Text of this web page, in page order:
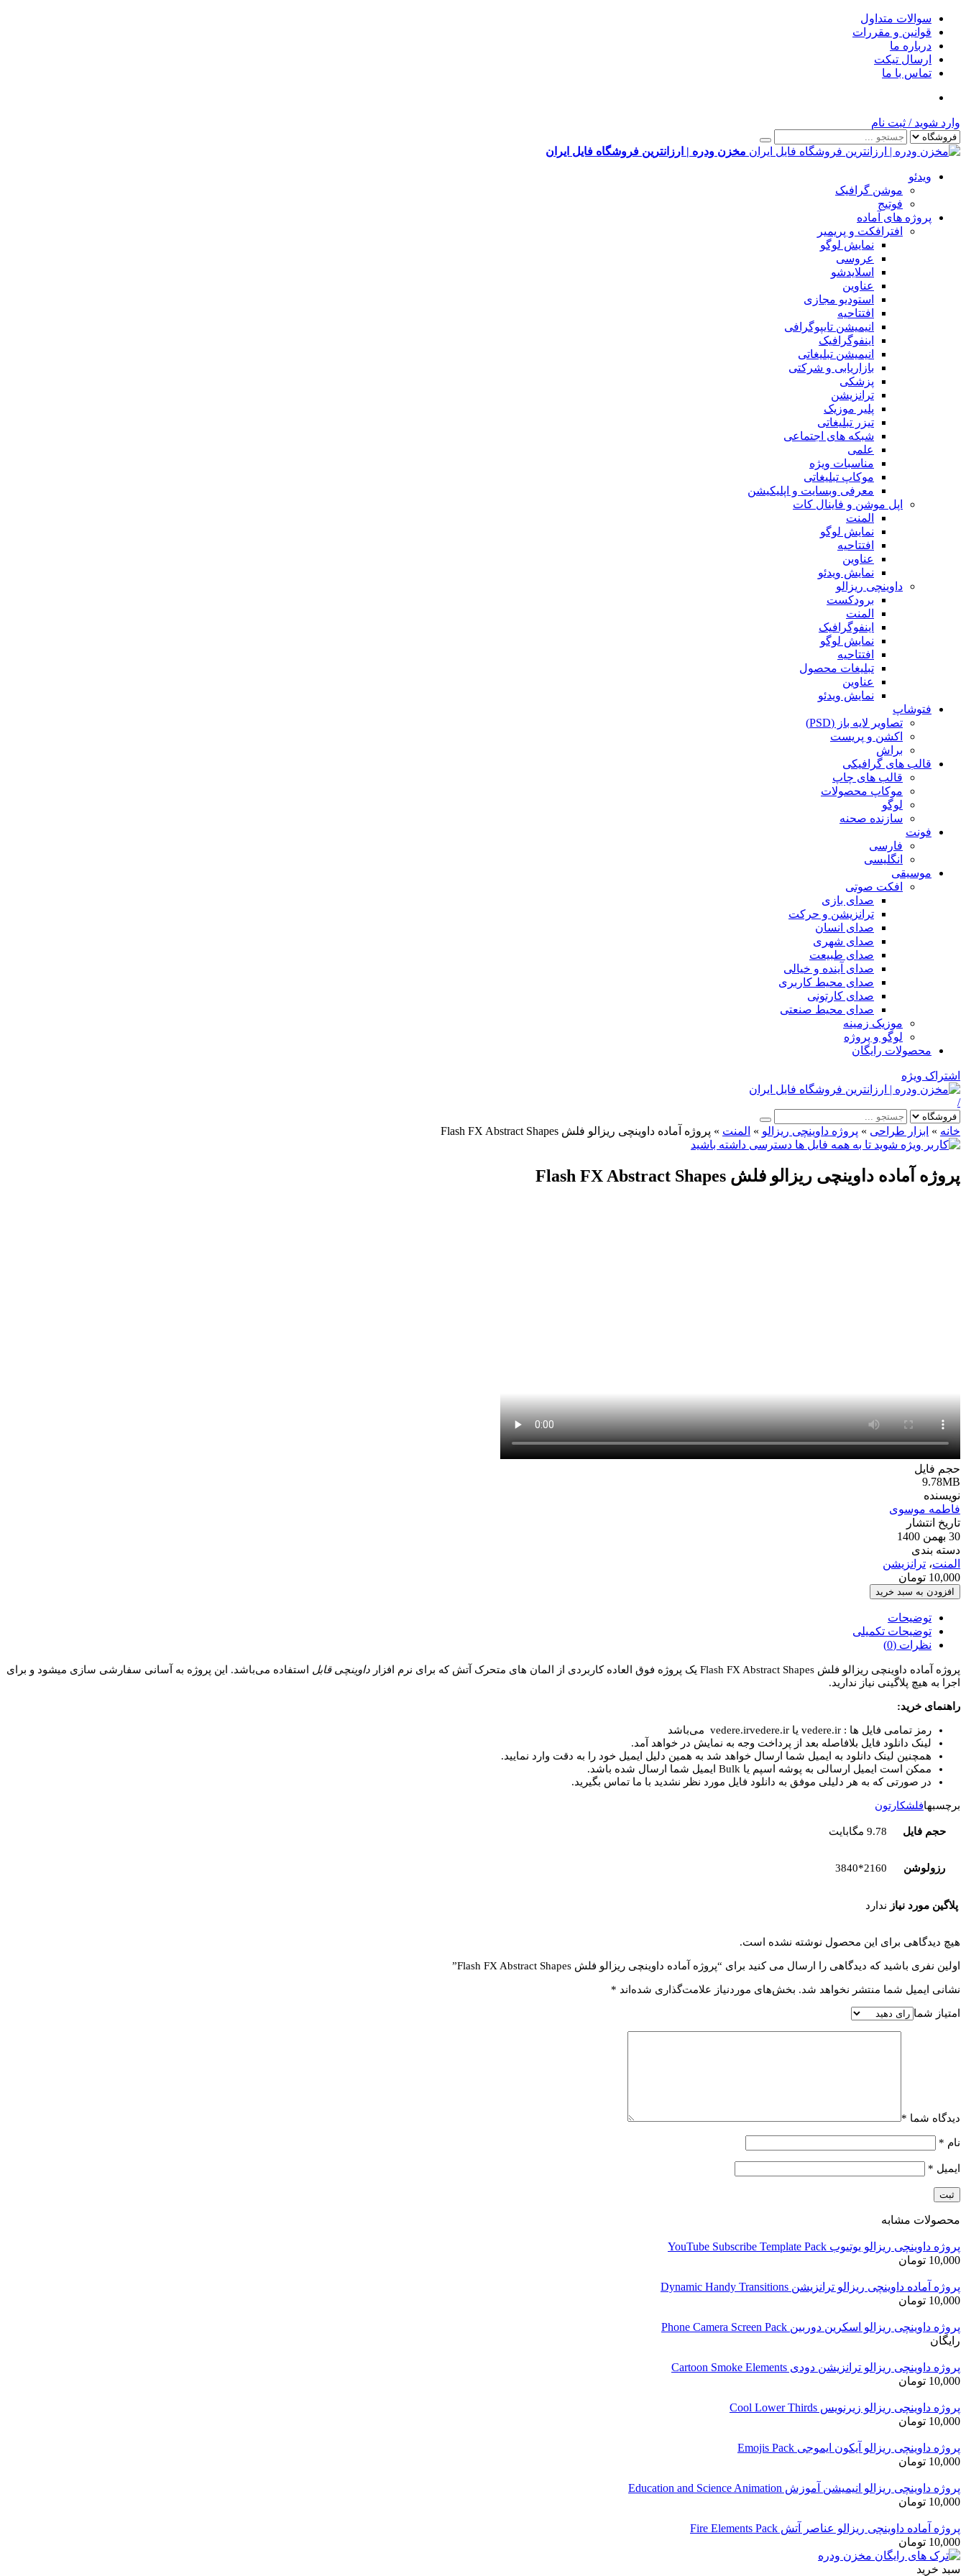
سوالات متداول
قوانین و مقررات
درباره ما
ارسال تیکت
تماس با ما
وارد شوید / ثبت نام
مخزن ودره | ارزانترین فروشگاه فایل ایران
ویدئو
موشن گرافیک
فوتیج
پروژه های آماده
افترافکت و پریمیر
نمایش لوگو
عروسی
اسلایدشو
عناوین
استودیو مجازی
افتتاحیه
انیمیشن تایپوگرافی
اینفوگرافیک
انیمیشن تبلیغاتی
بازاریابی و شرکتی
پزشکی
ترانزیشن
پلیر موزیک
تیزر تبلیغاتی
شبکه های اجتماعی
علمی
مناسبات ویژه
موکاپ تبلیغاتی
معرفی وبسایت و اپلیکیشن
اپل موشن و فاینال کات
المنت
نمایش لوگو
افتتاحیه
عناوین
نمایش ویدئو
داوینچی ریزالو
برودکست
المنت
اینفوگرافیک
نمایش لوگو
افتتاحیه
تبلیغات محصول
عناوین
نمایش ویدئو
فتوشاپ
تصاویر لایه باز (PSD)
اکشن و پریست
براش
قالب های گرافیکی
قالب های چاپ
موکاپ محصولات
لوگو
سازنده صحنه
فونت
فارسی
انگلیسی
موسیقی
افکت صوتی
صدای بازی
ترانزیشن و حرکت
صدای انسان
صدای شهری
صدای طبیعت
صدای آینده و خیالی
صدای محیط کاربری
صدای کارتونی
صدای محیط صنعتی
موزیک زمینه
لوگو و پروژه
محصولات رایگان
اشتراک ویژه
/
خانه » ابزار طراحی » پروژه داوینچی ریزالو » المنت » پروژه آماده داوینچی ریزالو فلش Flash FX Abstract Shapes
پروژه آماده داوینچی ریزالو فلش Flash FX Abstract Shapes
حجم فایل
9.78MB
نویسنده
فاطمه موسوی
تاریخ انتشار
30 بهمن 1400
دسته بندی
المنت، ترانزیشن
10,000 تومان
پروژه
داوینچی
ریزالو
فلش
FX
Abstract
عدد
افزودن به سبد خرید
توضیحات
توضیحات تکمیلی
نظرات (0)
پروژه آماده داوینچی ریزالو فلش Flash FX Abstract Shapes یک پروژه فوق العاده کاربردی از المان های متحرک آتش که برای نرم افزار داوینچی قابل
استفاده می‌باشد. این پروژه به آسانی سفارشی سازی میشود و برای
اجرا به هیچ پلاگینی نیاز ندارید.
راهنمای خرید:
رمز تمامی فایل ها : vedere.ir یا vedere.irvedere.ir می‌باشد
لینک دانلود فایل بلافاصله بعد از پرداخت وجه به نمایش در خواهد آمد.
همچنین لینک دانلود به ایمیل شما ارسال خواهد شد به همین دلیل ایمیل خود را به دقت وارد نمایید.
ممکن است ایمیل ارسالی به پوشه اسپم یا Bulk ایمیل شما ارسال شده باشد.
در صورتی که به هر دلیلی موفق به دانلود فایل مورد نظر نشدید با ما تماس بگیرید.
برچسبهافلشکارتون
حجم فایل 9.78 مگابایت
رزولوشن 2160*3840
پلاگین مورد نیاز ندارد
هیچ دیدگاهی برای این محصول نوشته نشده است.
اولین نفری باشید که دیدگاهی را ارسال می کنید برای “پروژه آماده داوینچی ریزالو فلش Flash FX Abstract Shapes”
نشانی ایمیل شما منتشر نخواهد شد. بخش‌های موردنیاز علامت‌گذاری شده‌اند *
امتیاز شما
دیدگاه شما *
نام *
ایمیل *
محصولات مشابه
پروژه داوینچی ریزالو یوتیوب YouTube Subscribe Template Pack
10,000 تومان
پروژه آماده داوینچی ریزالو ترانزیشن Dynamic Handy Transitions
10,000 تومان
پروژه داوینچی ریزالو اسکرین دوربین Phone Camera Screen Pack
رایگان
پروژه داوینچی ریزالو ترانزیشن دودی Cartoon Smoke Elements
10,000 تومان
پروژه داوینچی ریزالو زیرنویس Cool Lower Thirds
10,000 تومان
پروژه داوینچی ریزالو آیکون ایموجی Emojis Pack
10,000 تومان
پروژه داوینچی ریزالو انیمیشن آموزش Education and Science Animation
10,000 تومان
پروژه آماده داوینچی ریزالو عناصر آتش Fire Elements Pack
10,000 تومان
سبد خرید